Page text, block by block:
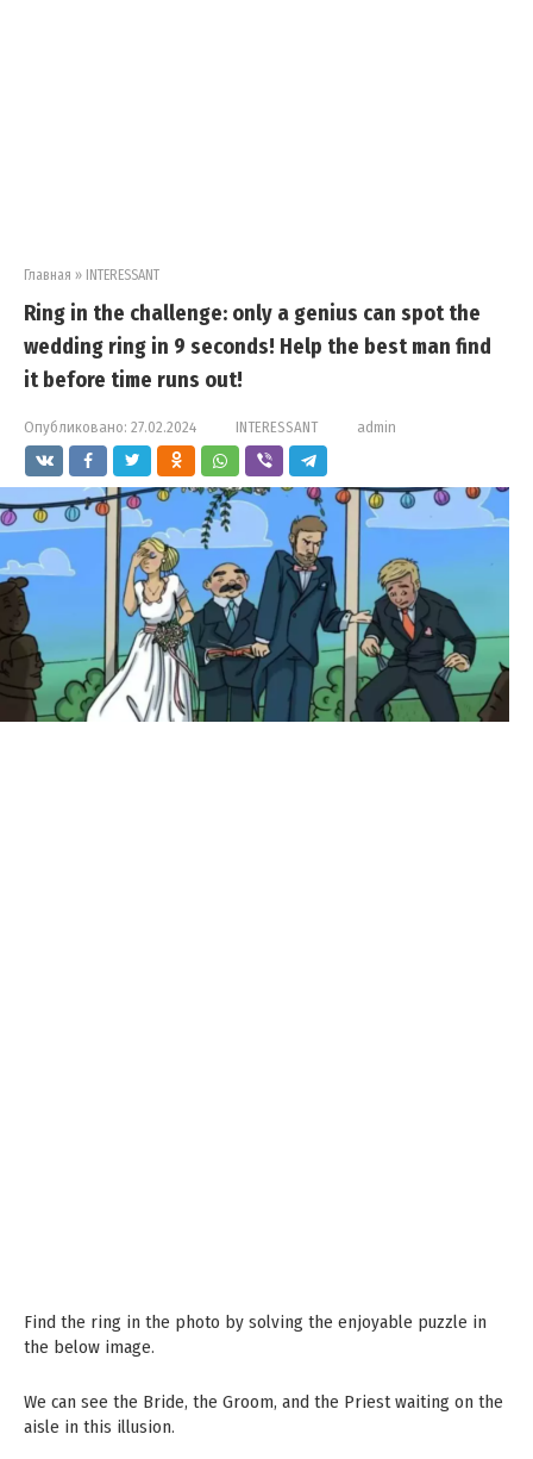
Главная » INTERESSANT
Ring in the challenge: only a genius can spot the
wedding ring in 9 seconds! Help the best man find
it before time runs out!
Опубликовано: 27.02.2024 INTERESSANT admin
Find the ring in the photo by solving the enjoyable puzzle in
the below image.
We can see the Bride, the Groom, and the Priest waiting on the
aisle in this illusion.